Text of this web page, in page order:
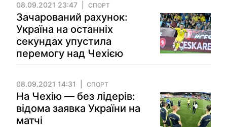
08.09.2021 23:47 СПОРТ
Зачарований рахунок:
Україна на останніх
секундах упустила
перемогу над Чехією
08.09.2021 14:31 СПОРТ
На Чехію — без лідерів:
відома заявка України на
матчі